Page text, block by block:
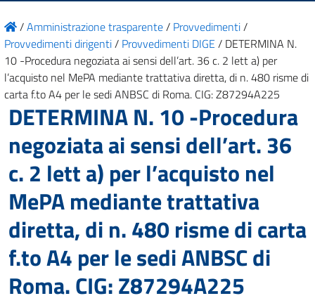
/Amministrazione trasparente/ Provvedimenti/
Provvedimenti dirigenti/ Provvedimenti DIGE / DETERMINA N.
10 -Procedura negoziata ai sensi dell’art. 36 c. 2 lett a) per
l’acquisto nel MePA mediante trattativa diretta, di n. 480 risme di
carta f.to A4 per le sedi ANBSC di Roma. CIG: Z87294A225
DETERMINA N. 10 -Procedura
negoziata ai sensi dell’art. 36
c. 2 lett a) per l’acquisto nel
MePA mediante trattativa
diretta, di n. 480 risme di carta
f.to A4 per le sedi ANBSC di
Roma. CIG: Z87294A225